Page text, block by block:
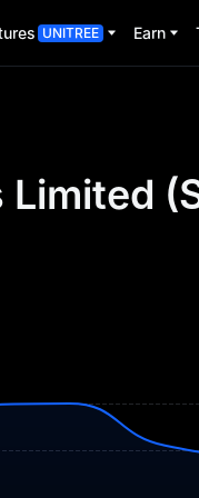
UNITREE Earn
Limited (